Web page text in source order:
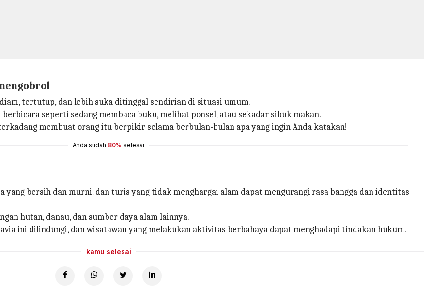
tertutup, dan lebih suka ditinggal sendirian di situasi umum.
seperti sedang membaca buku, melihat ponsel, atau sekadar sibuk makan.
membuat orang itu berpikir selama berbulan-bulan apa yang ingin Anda katakan!
Anda sudah 80% selesai
yang bersih dan murni, dan turis yang tidak menghargai alam dapat mengurangi rasa bangga dan identitas
hutan, danau, dan sumber daya alam lainnya.
ini dilindungi, dan wisatawan yang melakukan aktivitas berbahaya dapat menghadapi tindakan hukum.
kamu selesai